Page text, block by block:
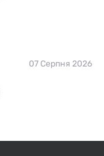
07 Серпня 2026